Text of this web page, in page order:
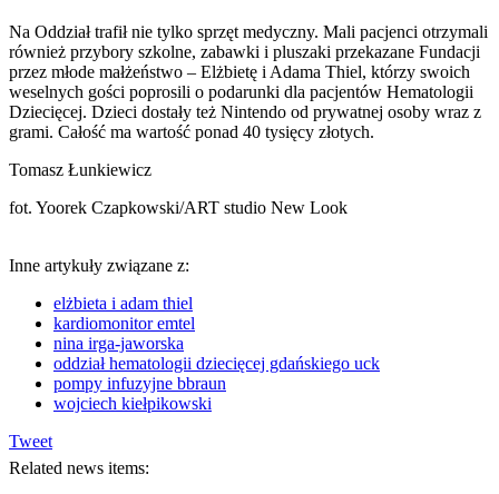
Na Oddział trafił nie tylko sprzęt medyczny. Mali pacjenci otrzymali
również przybory szkolne, zabawki i pluszaki przekazane Fundacji
przez młode małżeństwo – Elżbietę i Adama Thiel, którzy swoich
weselnych gości poprosili o podarunki dla pacjentów Hematologii
Dziecięcej. Dzieci dostały też Nintendo od prywatnej osoby wraz z
grami. Całość ma wartość ponad 40 tysięcy złotych.
Tomasz Łunkiewicz
fot. Yoorek Czapkowski/ART studio New Look
Inne artykuły związane z:
elżbieta i adam thiel
kardiomonitor emtel
nina irga-jaworska
oddział hematologii dziecięcej gdańskiego uck
pompy infuzyjne bbraun
wojciech kiełpikowski
Tweet
Related news items: